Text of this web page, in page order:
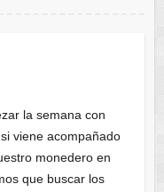
la semana con
viene acompañado
monedero en
que buscar los